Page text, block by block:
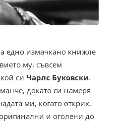
едно измачкано книжле
му, съвсем
си Чарлс Буковски.
докато си намеря
ми, когато открих,
и оголени до